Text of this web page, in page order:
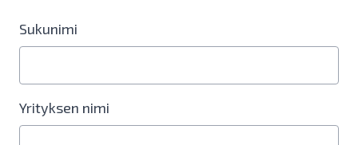
Sukunimi
Yrityksen nimi